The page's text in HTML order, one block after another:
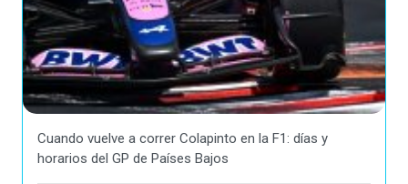
Cuando vuelve a correr Colapinto en la F1: días y
horarios del GP de Países Bajos